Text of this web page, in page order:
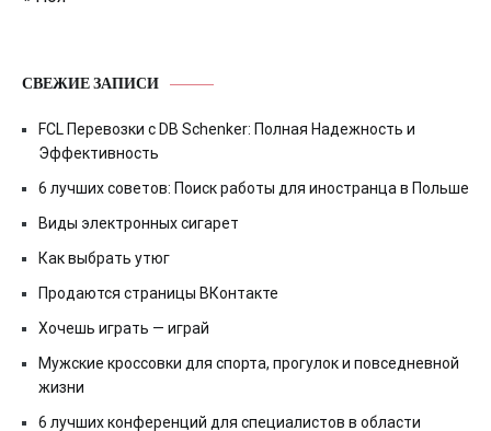
СВЕЖИЕ ЗАПИСИ
FCL Перевозки с DB Schenker: Полная Надежность и
Эффективность
6 лучших советов: Поиск работы для иностранца в Польше
Виды электронных сигарет
Как выбрать утюг
Продаются страницы ВКонтакте
Хочешь играть — играй
Мужские кроссовки для спорта, прогулок и повседневной
жизни
6 лучших конференций для специалистов в области